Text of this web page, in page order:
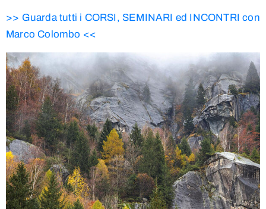
>> Guarda tutti i CORSI, SEMINARI ed INCONTRI con
Marco Colombo <<